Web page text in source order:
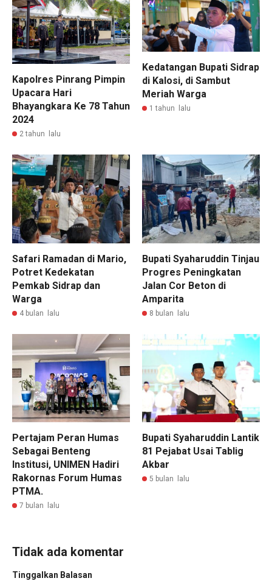
Kapolres Pinrang Pimpin
Upacara Hari
Bhayangkara Ke 78 Tahun
2024
2 tahun lalu
Kedatangan Bupati Sidrap
di Kalosi, di Sambut
Meriah Warga
1 tahun lalu
Safari Ramadan di Mario,
Potret Kedekatan
Pemkab Sidrap dan
Warga
4 bulan lalu
Bupati Syaharuddin Tinjau
Progres Peningkatan
Jalan Cor Beton di
Amparita
8 bulan lalu
Pertajam Peran Humas
Sebagai Benteng
Institusi, UNIMEN Hadiri
Rakornas Forum Humas
PTMA.
7 bulan lalu
Bupati Syaharuddin Lantik
81 Pejabat Usai Tablig
Akbar
5 bulan lalu
Tidak ada komentar
Tinggalkan Balasan